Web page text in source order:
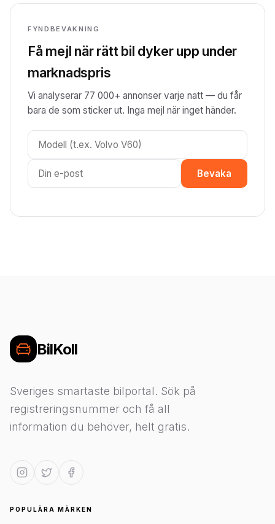
FYNDBEVAKNING
Få mejl när rätt bil dyker upp under
marknadspris
Vi analyserar 77 000+ annonser varje natt — du får
bara de som sticker ut. Inga mejl när inget händer.
Bevaka
BilKoll
Sveriges smartaste bilportal. Sök på
registreringsnummer och få all
information du behöver, helt gratis.
POPULÄRA MÄRKEN